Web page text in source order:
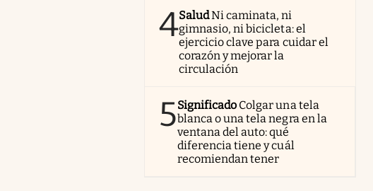
4SaludNi caminata, ni
gimnasio, ni bicicleta: el
ejercicio clave para cuidar el
corazón y mejorar la
circulación
5Significado Colgar una tela
blanca o una tela negra en la
ventana del auto: qué
diferencia tiene y cuál
recomiendan tener